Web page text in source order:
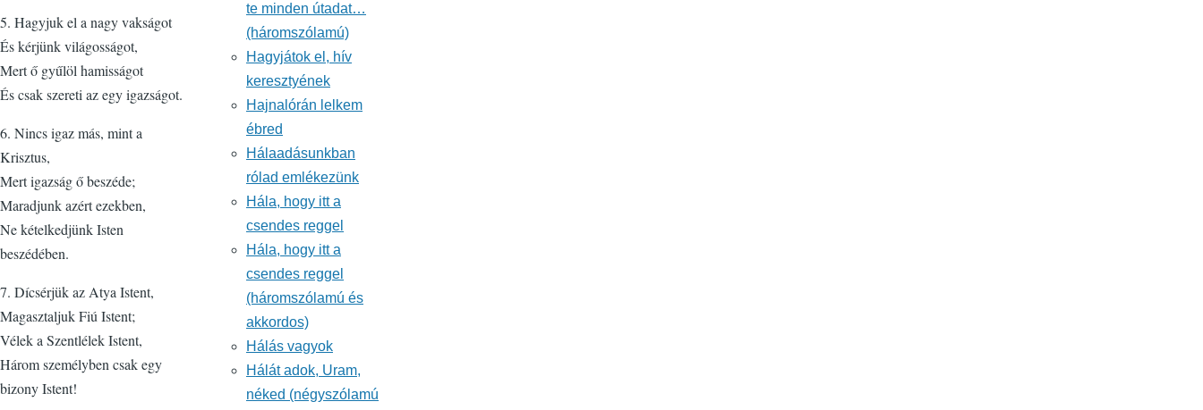
5. Hagyjuk el a nagy vakságot
És kérjünk világosságot,
Mert ő gyűlöl hamisságot
És csak szereti az egy igazságot.
6. Nincs igaz más, mint a
Krisztus,
Mert igazság ő beszéde;
Maradjunk azért ezekben,
Ne kételkedjünk Isten
beszédében.
7. Dícsérjük az Atya Istent,
Magasztaljuk Fiú Istent;
Vélek a Szentlélek Istent,
Három személyben csak egy
bizony Istent!
te minden útadat…
(háromszólamú)
Hagyjátok el, hív
keresztyének
Hajnalórán lelkem
ébred
Hálaadásunkban
rólad emlékezünk
Hála, hogy itt a
csendes reggel
Hála, hogy itt a
csendes reggel
(háromszólamú és
akkordos)
Hálás vagyok
Hálát adok, Uram,
néked (négyszólamú